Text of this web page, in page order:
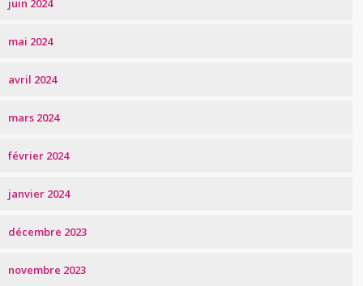
juin 2024
mai 2024
avril 2024
mars 2024
février 2024
janvier 2024
décembre 2023
novembre 2023